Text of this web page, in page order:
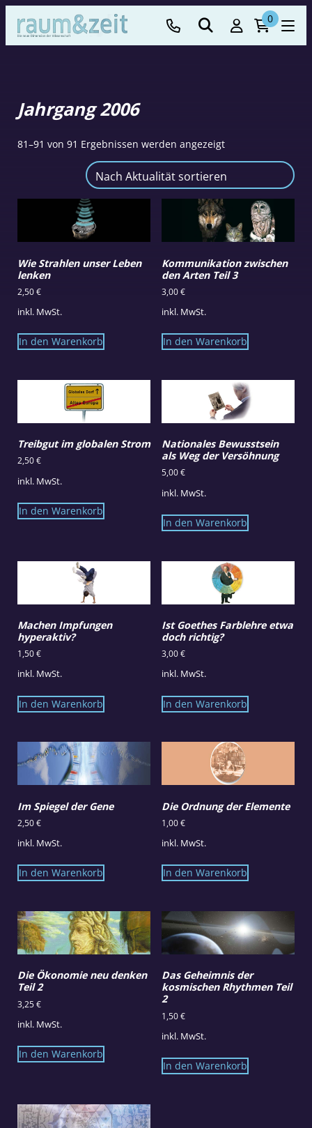
0
Jahrgang 2006
81–91 von 91 Ergebnissen werden angezeigtNach
Wie Strahlen unser Leben
lenken
2,50€
inkl. MwSt.
In den Warenkorb
Kommunikation zwischen
den Arten Teil 3
3,00€
inkl. MwSt.
In den Warenkorb
Treibgut im globalen Strom
2,50€
inkl. MwSt.
In den Warenkorb
Nationales Bewusstsein
als Weg der Versöhnung
5,00€
inkl. MwSt.
In den Warenkorb
Machen Impfungen
hyperaktiv?
1,50€
inkl. MwSt.
In den Warenkorb
Ist Goethes Farblehre etwa
doch richtig?
3,00€
inkl. MwSt.
In den Warenkorb
Im Spiegel der Gene
2,50€
inkl. MwSt.
In den Warenkorb
Die Ordnung der Elemente
1,00€
inkl. MwSt.
In den Warenkorb
Die Ökonomie neu denken
Teil 2
3,25€
inkl. MwSt.
In den Warenkorb
Das Geheimnis der
kosmischen Rhythmen Teil
2
1,50€
inkl. MwSt.
In den Warenkorb